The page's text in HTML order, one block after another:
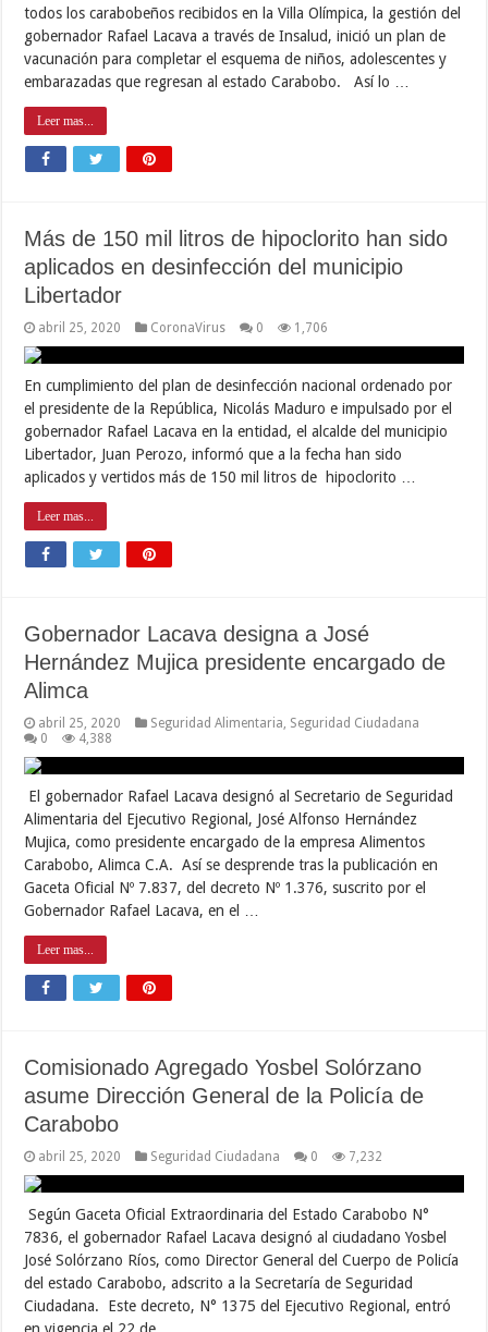
todos los carabobeños recibidos en la Villa Olímpica, la gestión del
gobernador Rafael Lacava a través de Insalud, inició un plan de
vacunación para completar el esquema de niños, adolescentes y
embarazadas que regresan al estado Carabobo. Así lo …
Leer mas...
Más de 150 mil litros de hipoclorito han sido
aplicados en desinfección del municipio
Libertador
abril 25, 2020 CoronaVirus 0 1,706
En cumplimiento del plan de desinfección nacional ordenado por
el presidente de la República, Nicolás Maduro e impulsado por el
gobernador Rafael Lacava en la entidad, el alcalde del municipio
Libertador, Juan Perozo, informó que a la fecha han sido
aplicados y vertidos más de 150 mil litros de hipoclorito …
Leer mas...
Gobernador Lacava designa a José
Hernández Mujica presidente encargado de
Alimca
abril 25, 2020 Seguridad Alimentaria Seguridad Ciudadana
0
4,388
El gobernador Rafael Lacava designó al Secretario de Seguridad
Alimentaria del Ejecutivo Regional, José Alfonso Hernández
Mujica, como presidente encargado de la empresa Alimentos
Carabobo, Alimca C.A. Así se desprende tras la publicación en
Gaceta Oficial Nº 7.837, del decreto Nº 1.376, suscrito por el
Gobernador Rafael Lacava, en el …
Leer mas...
Comisionado Agregado Yosbel Solórzano
asume Dirección General de la Policía de
Carabobo
abril 25, 2020 Seguridad Ciudadana 0 7,232
Según Gaceta Oficial Extraordinaria del Estado Carabobo N°
7836, el gobernador Rafael Lacava designó al ciudadano Yosbel
José Solórzano Ríos, como Director General del Cuerpo de Policía
del estado Carabobo, adscrito a la Secretaría de Seguridad
Ciudadana. Este decreto, N° 1375 del Ejecutivo Regional, entró
en vigencia el 22 de …